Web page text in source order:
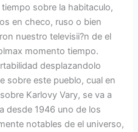
sobre la habitaculo,
en checo, ruso o bien
nuestro televisii?n de el
momento tiempo.
desplazandolo
sobre este pueblo, cual en
Karlovy Vary, se va a
desde 1946 uno de los
notables de el universo,